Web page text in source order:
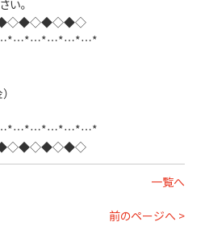
い。
一覧へ
前のページへ >